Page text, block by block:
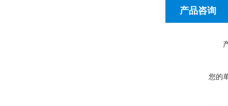
产品咨询
您的